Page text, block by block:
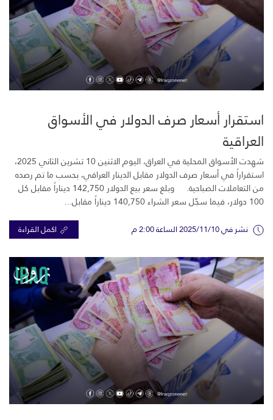
استقرار أسعار صرف الدولار في الأسواق
العراقية
شهدت الأسواق المحلية في العراق، اليوم الاثنين 10 تشرين الثاني 2025،
استقراراً في أسعار صرف الدولار مقابل الدينار العراقي، بحسب ما تم رصده
من التعاملات الصباحية. وبلغ سعر بيع الدولار 142,750 ديناراً مقابل كل
100 دولار، فيما سجّل سعر الشراء 140,750 ديناراً مقابل...
نشر في 2025/11/10 الساعة 2:00 م اكمل القراءة